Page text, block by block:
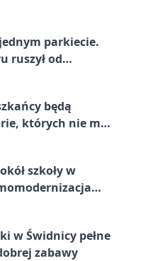
parkiecie.
ruszył od
będą
których nie ma
szkoły w
w Świdnicy pełne
zabawy